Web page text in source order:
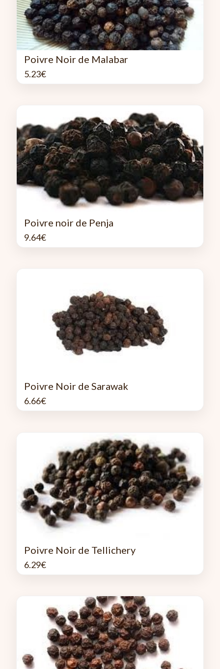
Poivre Noir de Malabar
5.23€
Poivre noir de Penja
9.64€
Poivre Noir de Sarawak
6.66€
Poivre Noir de Tellichery
6.29€